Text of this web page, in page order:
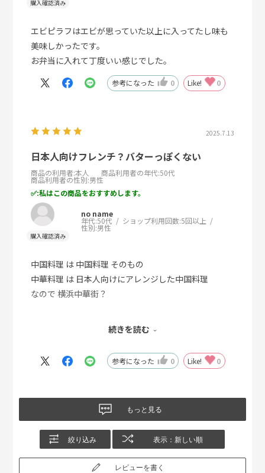
エビピラフはエビが思っていた以上に入ってたし味も
美味しかったです。
お弁当に入れて丁度いい感じでした。
参考になった 0 Like! 0
2025.7.13
日本人向けフレンチ？バターっぽくない
商品の利用者:本人 商品利用者の年代:50代
商品利用者の性別:男性
:私はこの商品をおすすめします。
no name
年代:50代 ショップ利用回数:5回以上
性別:男性
中国料理 は 中国料理 そのもの
中華料理 は 日本人向けにアレンジした中国料理
なので 横浜中華街？
ピラフの料理は すみません どこの国の料理かわかりま
たまにバターが強く、海老の海鮮風味が味わえなく食
完食があります。
ニチレイの海老ピラフは、このような事はなく、ご高
齢の方にも、美味しい瞬間をお届け出来ます。海老の
自然の恵みも感じ取れます。
続きを読む
参考になった 0 Like! 0
もっと見る
絞り込み 表示：新しい順
レビューを書く